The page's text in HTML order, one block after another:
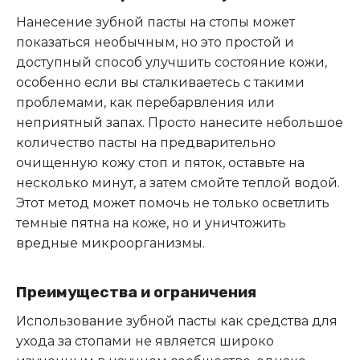
Нанесение зубной пасты на стопы может
показаться необычным, но это простой и
доступный способ улучшить состояние кожи,
особенно если вы сталкиваетесь с такими
проблемами, как перебарвления или
неприятный запах. Просто нанесите небольшое
количество пасты на предварительно
очищенную кожу стоп и пяток, оставьте на
несколько минут, а затем смойте теплой водой.
Этот метод может помочь не только осветлить
темные пятна на коже, но и уничтожить
вредные микроорганизмы.
Преимущества и ограничения
Использование зубной пасты как средства для
ухода за стопами не является широко